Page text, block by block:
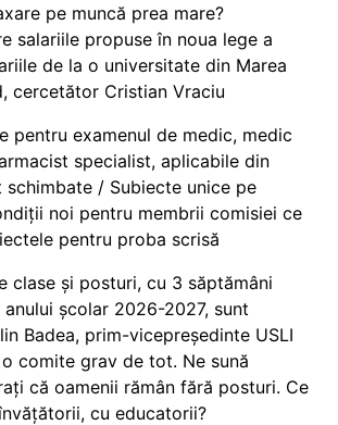
pe muncă prea mare?
salariile propuse în noua lege a
de la o universitate din Marea
cercetător Cristian Vraciu
pentru examenul de medic, medic
specialist, aplicabile din
schimbate / Subiecte unice pe
noi pentru membrii comisiei ce
pentru proba scrisă
clase și posturi, cu 3 săptămâni
școlar 2026-2027, sunt
Badea, prim-vicepreședinte USLI
comite grav de tot. Ne sună
că oamenii rămân fără posturi. Ce
cu educatorii?